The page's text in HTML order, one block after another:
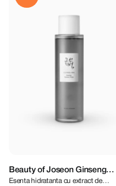
Beauty of Joseon Ginseng
Essence Water 150 ml
Esenta hidratanta cu extract de